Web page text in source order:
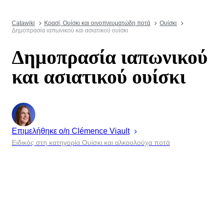
Catawiki Κρασί, Ουίσκι και οινοπνευματώδη ποτά
Ουίσκι
Δημοπρασία ιαπωνικού και ασιατικού ουίσκι
Δημοπρασία ιαπωνικού
και ασιατικού ουίσκι
Επιμελήθηκε ο/η Clémence Viault
Ειδικός στη κατηγορία Ουίσκι και αλκοολούχα ποτά